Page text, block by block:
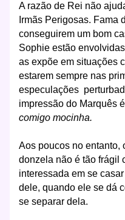
A razão de Rei não
Irmãs Perigosas. Fama
conseguirem um bom
Sophie estão
as expõe em situações
estarem sempre nas
especulações
impressão do Marquês
comigo mocinha.
Aos poucos no entanto,
donzela não é tão frágil
interessada em se
dele, quando ele se dá
se separar dela.